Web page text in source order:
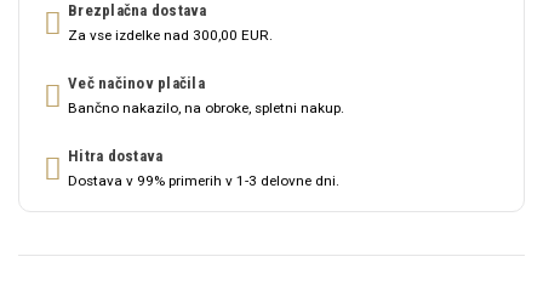
Brezplačna dostava
Za vse izdelke nad 300,00 EUR.
Več načinov plačila
Bančno nakazilo, na obroke, spletni nakup.
Hitra dostava
Dostava v 99% primerih v 1-3 delovne dni.